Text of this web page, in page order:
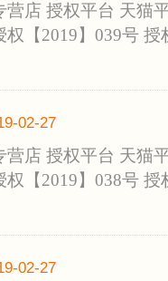
店 授权平台 天猫
【2019】039号
02-27
店 授权平台 天猫
【2019】038号
02-27